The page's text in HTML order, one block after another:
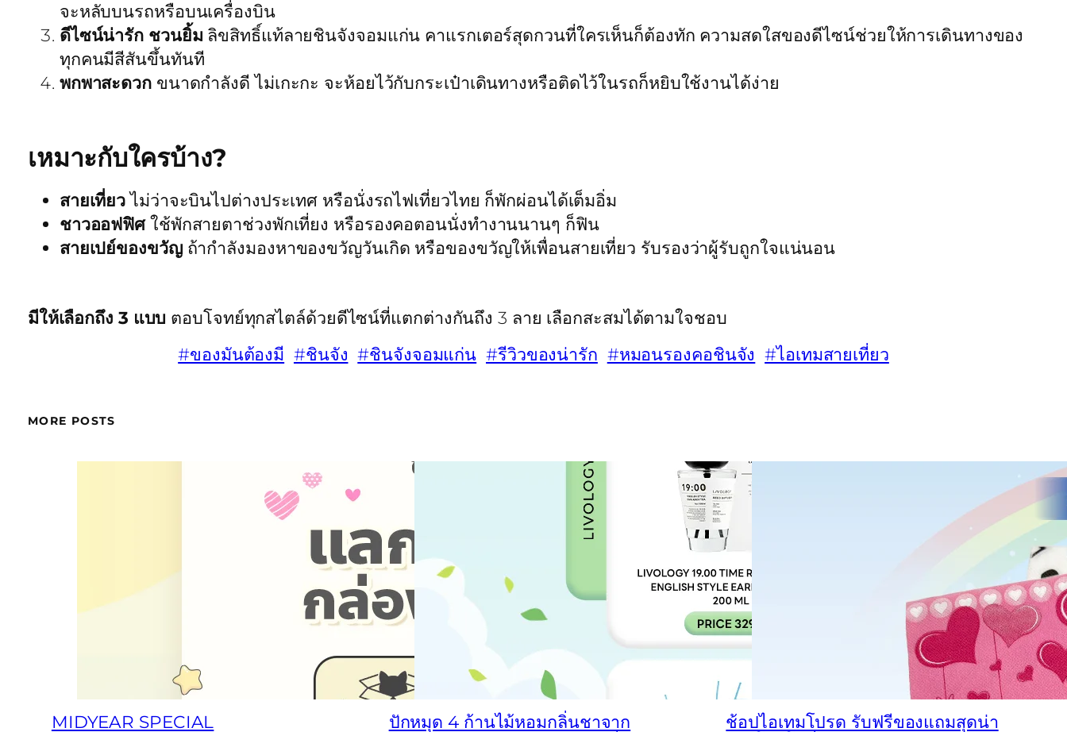
จะหลับบนรถหรือบนเครื่องบิน
ดีไซน์น่ารัก ชวนยิ้ม ลิขสิทธิ์แท้ลายชินจังจอมแก่น คาแรกเตอร์สุดกวนที่ใครเห็นก็ต้องทัก ความสดใสของดีไซน์ช่วยให้การเดินทางของ
ทุกคนมีสีสันขึ้นทันที
พกพาสะดวกขนาดกำลังดี ไม่เกะกะ จะห้อยไว้กับกระเป๋าเดินทางหรือติดไว้ในรถก็หยิบใช้งานได้ง่าย
เหมาะกับใครบ้าง?
สายเที่ยวไม่ว่าจะบินไปต่างประเทศ หรือนั่งรถไฟเที่ยวไทย ก็พักผ่อนได้เต็มอิ่ม
ชาวออฟฟิศใช้พักสายตาช่วงพักเที่ยง หรือรองคอตอนนั่งทำงานนานๆ ก็ฟิน
สายเปย์ของขวัญ ถ้ากำลังมองหาของขวัญวันเกิด หรือของขวัญให้เพื่อนสายเที่ยว รับรองว่าผู้รับถูกใจแน่นอน
มีให้เลือกถึง 3 แบบ ตอบโจทย์ทุกสไตล์ด้วยดีไซน์ที่แตกต่างกันถึง 3 ลาย เลือกสะสมได้ตามใจชอบ
#ของมันต้องมี #ชินจัง #ชินจังจอมแก่น #รีวิวของน่ารัก #หมอนรองคอชินจัง #ไอเทมสายเที่ยว
MORE POSTS
MIDYEAR SPECIAL
ปักหมุด 4 ก้านไม้หอมกลิ่นชาจาก
ช้อปไอเทมโปรด รับฟรีของแถมสุดน่า